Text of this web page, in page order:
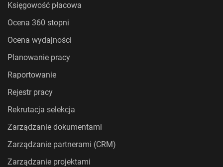
Księgowość płacowa
Ocena 360 stopni
Ocena wydajności
Planowanie pracy
Raportowanie
Rejestr pracy
Rekrutacja selekcja
Zarządzanie dokumentami
Zarządzanie partnerami (CRM)
Zarządzanie projektami